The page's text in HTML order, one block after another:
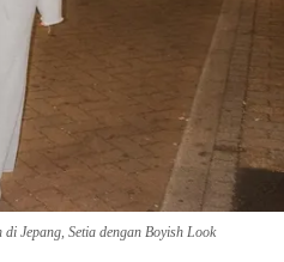
Jepang, Setia dengan Boyish Look